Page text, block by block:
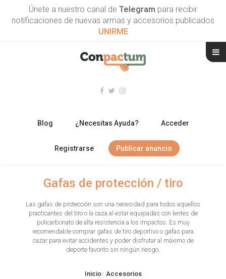
Únete a nuestro canal de Telegram para recibir
notificaciones de nuevas armas y accesorios publicados
UNIRME
Blog ¿Necesitas Ayuda? Acceder
Registrarse Publicar anuncio
ARMAS CORTAS
TIRO Y COMPETICIÓN
Gafas de protección / tiro
Las gafas de protección son una necesidad para todos aquellos
practicantes del tiro o la caza al estar equipadas con lentes de
policarbonato de alta resistencia a los impactos. Es muy
recomendable comprar gafas de tiro deportivo o gafas para
cazar para evitar accidentes y poder disfrutar al máximo de
deporte favorito sin ningún riesgo.
Inicio
Accesorios